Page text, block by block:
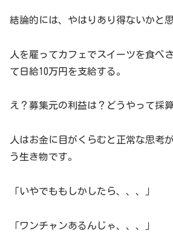
結論的には、やはりあり得ないかと思
人を雇ってカフェでスイーツを食べ
て日給10万円を支給する。
え？募集元の利益は？どうやって採
人はお金に目がくらむと正常な思考
う生き物です。
「いやでももしかしたら、、、」
「ワンチャンあるんじゃ、、、」